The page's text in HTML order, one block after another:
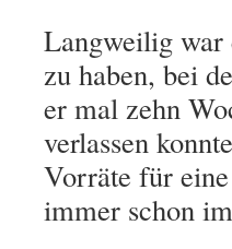
Langweilig war
zu haben, bei
er mal zehn
verlassen
Vorräte für
immer schon